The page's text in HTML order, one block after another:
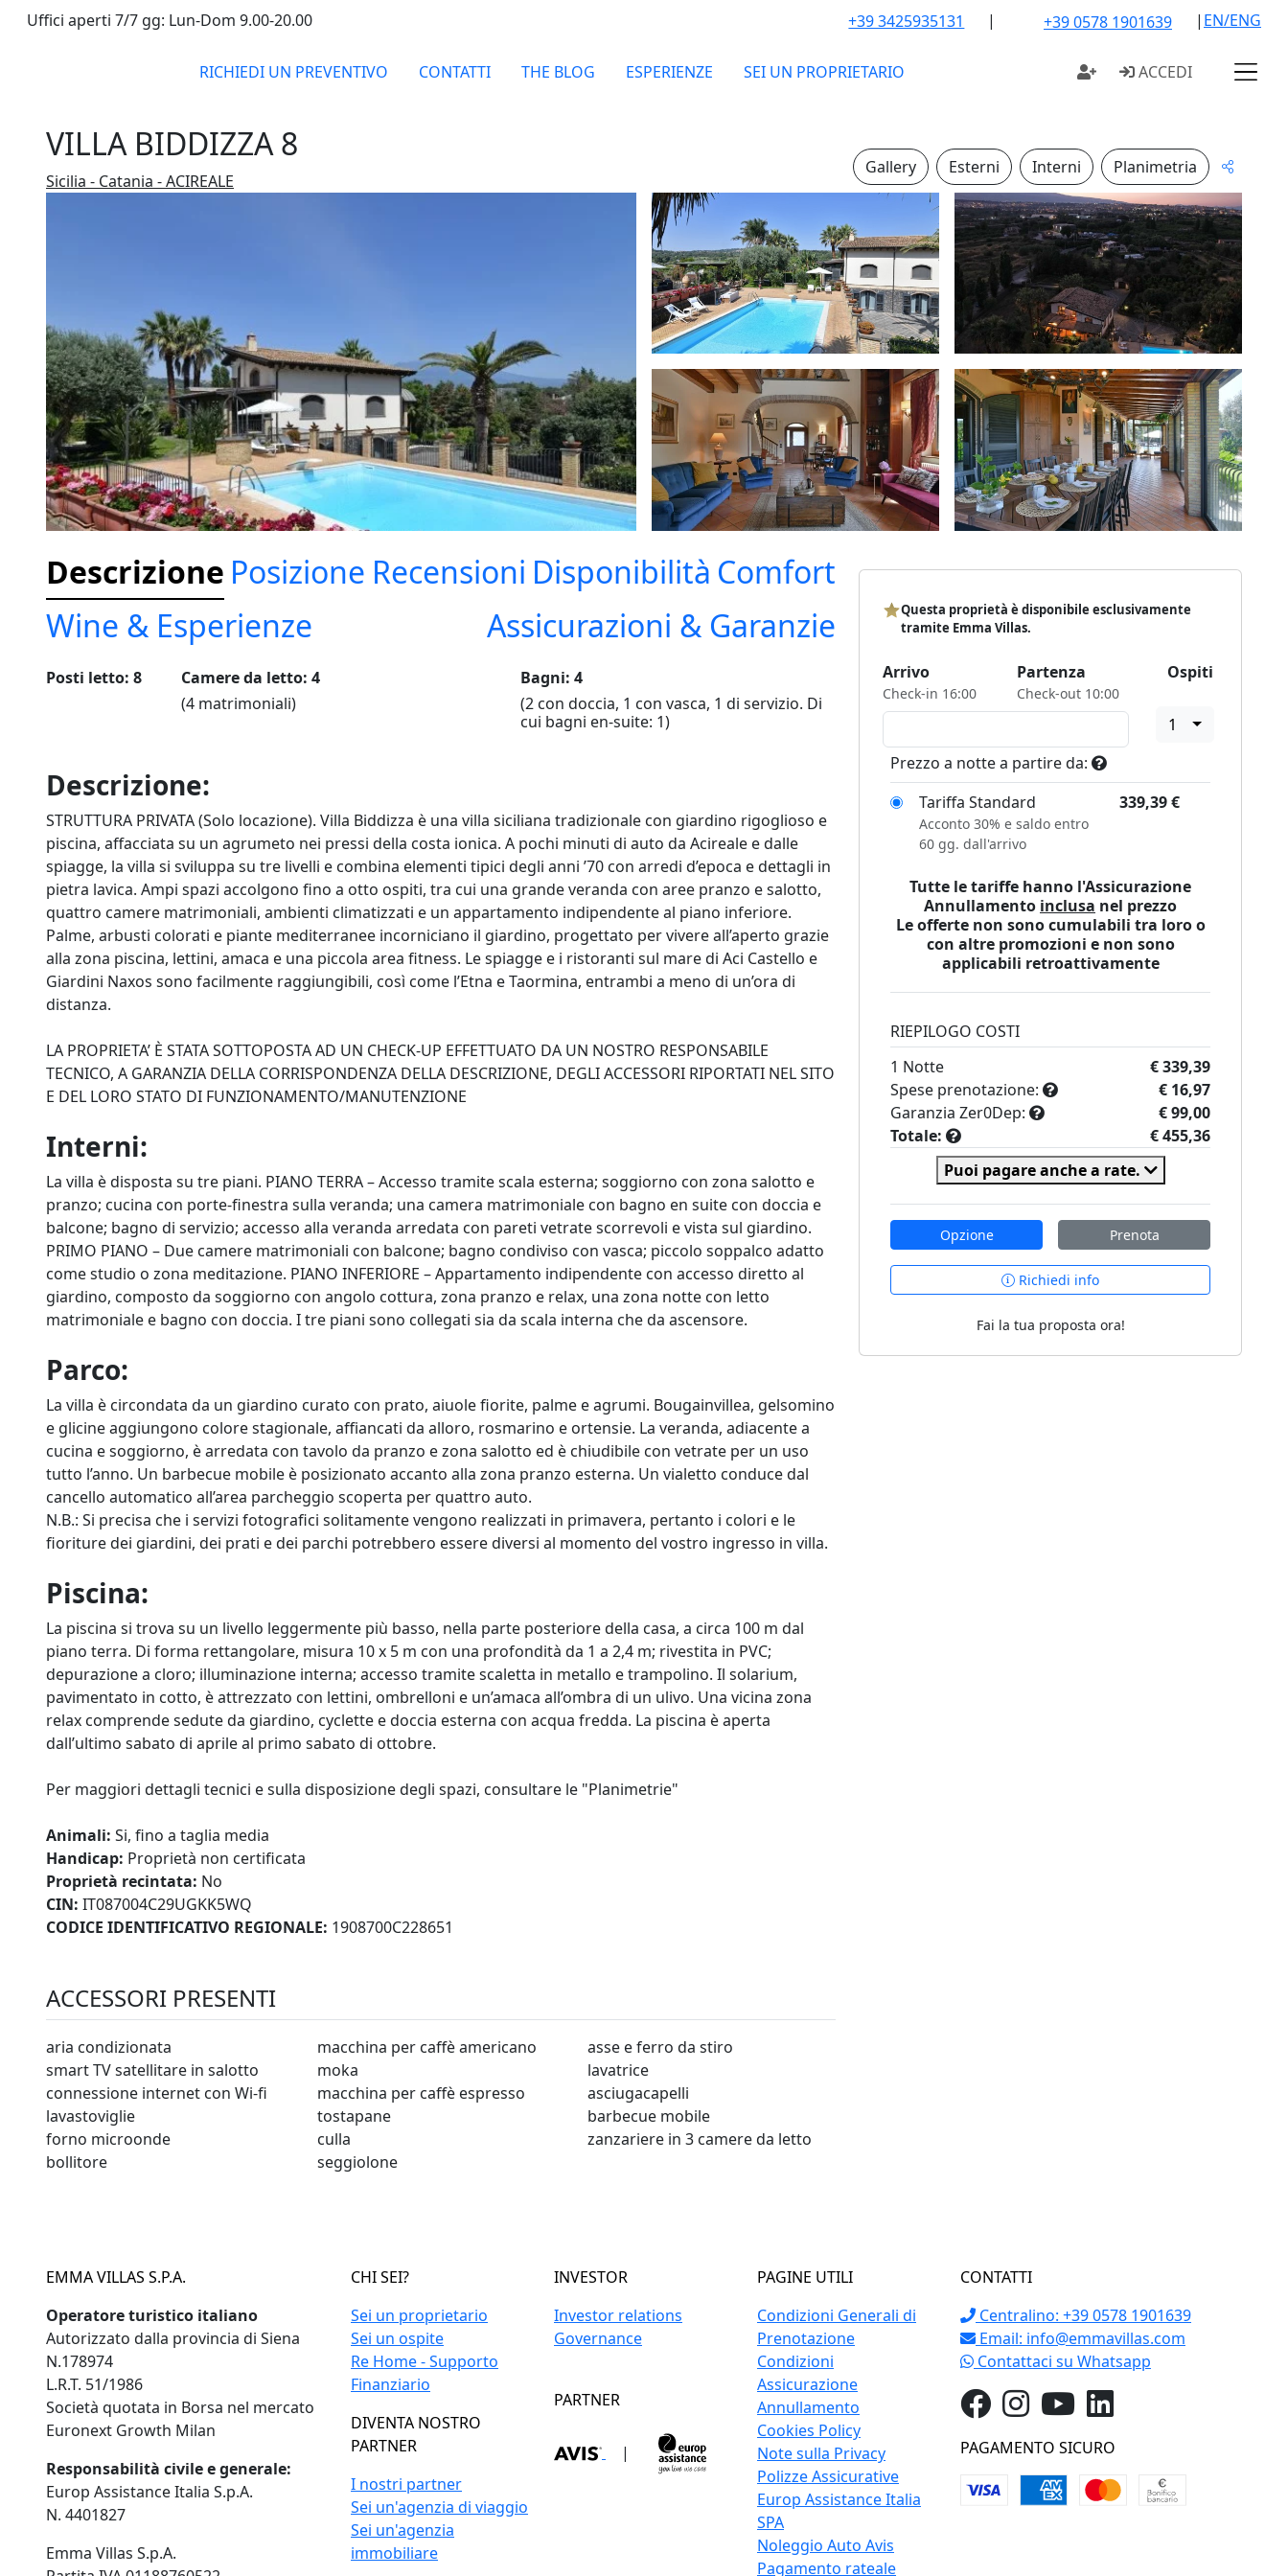
Uffici aperti 7/7 gg: Lun-Dom 9.00-20.00 +39 3425935131 | +39 0578 1901639 | EN/ENG
RICHIEDI UN PREVENTIVO CONTATTI THE BLOG ESPERIENZE SEI UN PROPRIETARIO ACCEDI
VILLA BIDDIZZA 8
Sicilia - Catania - ACIREALE
Gallery Esterni Interni Planimetria
Descrizione Posizione Recensioni Disponibilità Comfort
Wine & Esperienze
Assicurazioni & Garanzie
Posti letto: 8
Camere da letto: 4
(4 matrimoniali)
Bagni: 4
(2 con doccia, 1 con vasca, 1 di servizio. Di
cui bagni en-suite: 1)
Descrizione:
STRUTTURA PRIVATA (Solo locazione). Villa Biddizza è una villa siciliana tradizionale con giardino rigoglioso e
piscina, affacciata su un agrumeto nei pressi della costa ionica. A pochi minuti di auto da Acireale e dalle
spiagge, la villa si sviluppa su tre livelli e combina elementi tipici degli anni ’70 con arredi d’epoca e dettagli in
pietra lavica. Ampi spazi accolgono fino a otto ospiti, tra cui una grande veranda con aree pranzo e salotto,
quattro camere matrimoniali, ambienti climatizzati e un appartamento indipendente al piano inferiore.
Palme, arbusti colorati e piante mediterranee incorniciano il giardino, progettato per vivere all’aperto grazie
alla zona piscina, lettini, amaca e una piccola area fitness. Le spiagge e i ristoranti sul mare di Aci Castello e
Giardini Naxos sono facilmente raggiungibili, così come l’Etna e Taormina, entrambi a meno di un’ora di
distanza.
LA PROPRIETA’ È STATA SOTTOPOSTA AD UN CHECK-UP EFFETTUATO DA UN NOSTRO RESPONSABILE
TECNICO, A GARANZIA DELLA CORRISPONDENZA DELLA DESCRIZIONE, DEGLI ACCESSORI RIPORTATI NEL SITO
E DEL LORO STATO DI FUNZIONAMENTO/MANUTENZIONE
Interni:
La villa è disposta su tre piani. PIANO TERRA – Accesso tramite scala esterna; soggiorno con zona salotto e
pranzo; cucina con porte-finestra sulla veranda; una camera matrimoniale con bagno en suite con doccia e
balcone; bagno di servizio; accesso alla veranda arredata con pareti vetrate scorrevoli e vista sul giardino.
PRIMO PIANO – Due camere matrimoniali con balcone; bagno condiviso con vasca; piccolo soppalco adatto
come studio o zona meditazione. PIANO INFERIORE – Appartamento indipendente con accesso diretto al
giardino, composto da soggiorno con angolo cottura, zona pranzo e relax, una zona notte con letto
matrimoniale e bagno con doccia. I tre piani sono collegati sia da scala interna che da ascensore.
Parco:
La villa è circondata da un giardino curato con prato, aiuole fiorite, palme e agrumi. Bougainvillea, gelsomino
e glicine aggiungono colore stagionale, affiancati da alloro, rosmarino e ortensie. La veranda, adiacente a
cucina e soggiorno, è arredata con tavolo da pranzo e zona salotto ed è chiudibile con vetrate per un uso
tutto l’anno. Un barbecue mobile è posizionato accanto alla zona pranzo esterna. Un vialetto conduce dal
cancello automatico all’area parcheggio scoperta per quattro auto.
N.B.: Si precisa che i servizi fotografici solitamente vengono realizzati in primavera, pertanto i colori e le
fioriture dei giardini, dei prati e dei parchi potrebbero essere diversi al momento del vostro ingresso in villa.
Piscina:
La piscina si trova su un livello leggermente più basso, nella parte posteriore della casa, a circa 100 m dal
piano terra. Di forma rettangolare, misura 10 x 5 m con una profondità da 1 a 2,4 m; rivestita in PVC;
depurazione a cloro; illuminazione interna; accesso tramite scaletta in metallo e trampolino. Il solarium,
pavimentato in cotto, è attrezzato con lettini, ombrelloni e un’amaca all’ombra di un ulivo. Una vicina zona
relax comprende sedute da giardino, cyclette e doccia esterna con acqua fredda. La piscina è aperta
dall’ultimo sabato di aprile al primo sabato di ottobre.
Per maggiori dettagli tecnici e sulla disposizione degli spazi, consultare le "Planimetrie"
Animali: Si, fino a taglia media
Handicap: Proprietà non certificata
Proprietà recintata: No
CIN: IT087004C29UGKK5WQ
CODICE IDENTIFICATIVO REGIONALE: 1908700C228651
ACCESSORI PRESENTI
aria condizionata
smart TV satellitare in salotto
connessione internet con Wi-fi
lavastoviglie
forno microonde
bollitore
macchina per caffè americano
moka
macchina per caffè espresso
tostapane
culla
seggiolone
asse e ferro da stiro
lavatrice
asciugacapelli
barbecue mobile
zanzariere in 3 camere da letto
Questa proprietà è disponibile esclusivamente
tramite Emma Villas.
Arrivo
Check-in 16:00
Partenza
Check-out 10:00
Ospiti
1
Prezzo a notte a partire da:
Tariffa Standard
339,39€
Acconto 30% e saldo entro
60 gg. dall'arrivo
Tutte le tariffe hanno l'Assicurazione
Annullamento inclusa nel prezzo
Le offerte non sono cumulabili tra loro o
con altre promozioni e non sono
applicabili retroattivamente
RIEPILOGO COSTI
1 Notte
€ 339,39
Spese prenotazione:
€ 16,97
Garanzia Zer0Dep:
€ 99,00
Totale:
€ 455,36
Puoi pagare anche a rate.
Opzione Prenota
Richiedi info
Fai la tua proposta ora!
EMMA VILLAS S.P.A.
Operatore turistico italiano
Autorizzato dalla provincia di Siena
N.178974
L.R.T. 51/1986
Società quotata in Borsa nel mercato
Euronext Growth Milan
Responsabilità civile e generale:
Europ Assistance Italia S.p.A.
N. 4401827
Emma Villas S.p.A.
CHI SEI?
Sei un proprietario
Sei un ospite
Re Home - Supporto
Finanziario
DIVENTA NOSTRO
PARTNER
I nostri partner
Sei un'agenzia di viaggio
Sei un'agenzia
immobiliare
INVESTOR
Investor relations
Governance
PARTNER
|
PAGINE UTILI
Condizioni Generali di
Prenotazione
Condizioni
Assicurazione
Annullamento
Cookies Policy
Note sulla Privacy
Polizze Assicurative
Europ Assistance Italia
SPA
Noleggio Auto Avis
Pagamento rateale
CONTATTI
Centralino: +39 0578 1901639
Email: info@emmavillas.com
Contattaci su Whatsapp
PAGAMENTO SICURO